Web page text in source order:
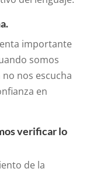
importante
somos
nos escucha
en
verificar lo
de la